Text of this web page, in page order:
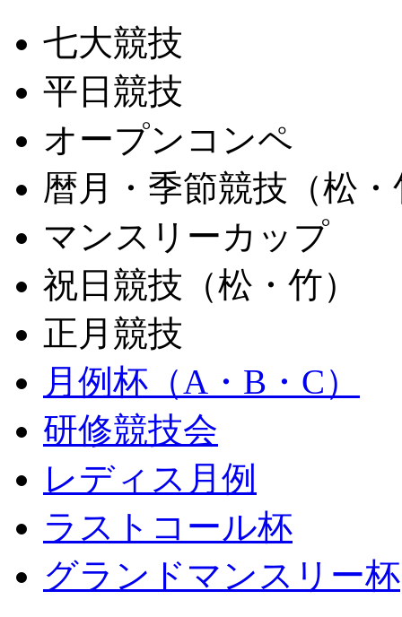
七大競技
平日競技
オープンコンペ
暦月・季節競技（松・
マンスリーカップ
祝日競技（松・竹）
正月競技
月例杯（A・B・C）
研修競技会
レディス月例
ラストコール杯
グランドマンスリー杯